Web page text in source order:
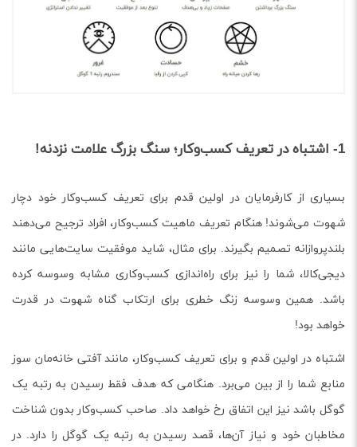
1- اشتباه در تعریف کسب‌و‌کار؛ سنگ بزرگ علامت نزدنه!
بسیاری از کارفرمایان در اولین قدم برای تعریف کسب‌و‌کار خود دچار
شهوت می‌شوند! هنگام تعریف ماهیت کسب‌و‌کار، افراد ترجیح می‌دهند
بلند‌پروازانه تصمیم بگیرند. برای مثال، شاید موفقیت سایت‌هایی مانند
دیجی‌کالا، شما را نیز برای راه‌اندازی کسب‌و‌کاری مشابه وسوسه کرده
باشد. همین وسوسه زنگ خطری برای ارتکاب گناه شهوت در قدرت
خواهد بود!
اشتباه در اولین قدم و برای تعریف کسب‌و‌کار، مانند آفتی خانه‌مان ‌سوز
منابع شما را از بین می‌برد. هنگامی که هدف فقط رسیدن به رتبه یک
گوگل باشد نیز این اتفاق رخ خواهد داد. صاحب کسب‌و‌کار بدون شناخت
مخاطبان خود و نیاز آن‌ها، قصد رسیدن به رتبه یک گوگل را دارد. در